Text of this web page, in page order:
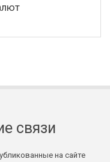
связи
на сайте